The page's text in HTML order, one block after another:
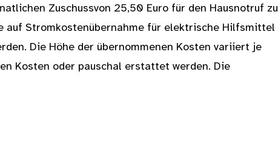
Zuschussvon 25,50 Euro für den Hausnotruf zu
auf Stromkostenübernahme für elektrische Hilfsmittel
Die Höhe der übernommenen Kosten variiert je
Kosten oder pauschal erstattet werden. Die